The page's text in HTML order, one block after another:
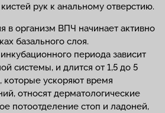
рук к анальному отверстию.
в организм ВПЧ начинает активно
базального слоя.
периода зависит
системы, и длится от 1,5 до 5
которые ускоряют время
относят дерматологические
потоотделение стоп и ладоней,